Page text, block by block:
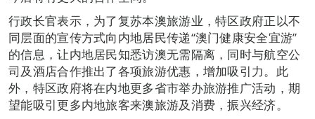
行政长官表示，为了复苏本澳旅游业，特区政府正以不
同层面的宣传方式向内地居民传递“澳门健康安全宜游”
的信息，让内地居民知悉访澳无需隔离，同时与航空公
司及酒店合作推出了各项旅游优惠，增加吸引力。此
外，特区政府将在内地更多省市举办旅游推广活动，期
望能吸引更多内地旅客来澳旅游及消费，振兴经济。